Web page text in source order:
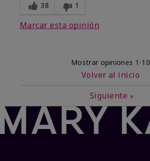
38 1
Marcar esta opinión
Mostrar opiniones 1-10
Volver al inicio
Siguiente »